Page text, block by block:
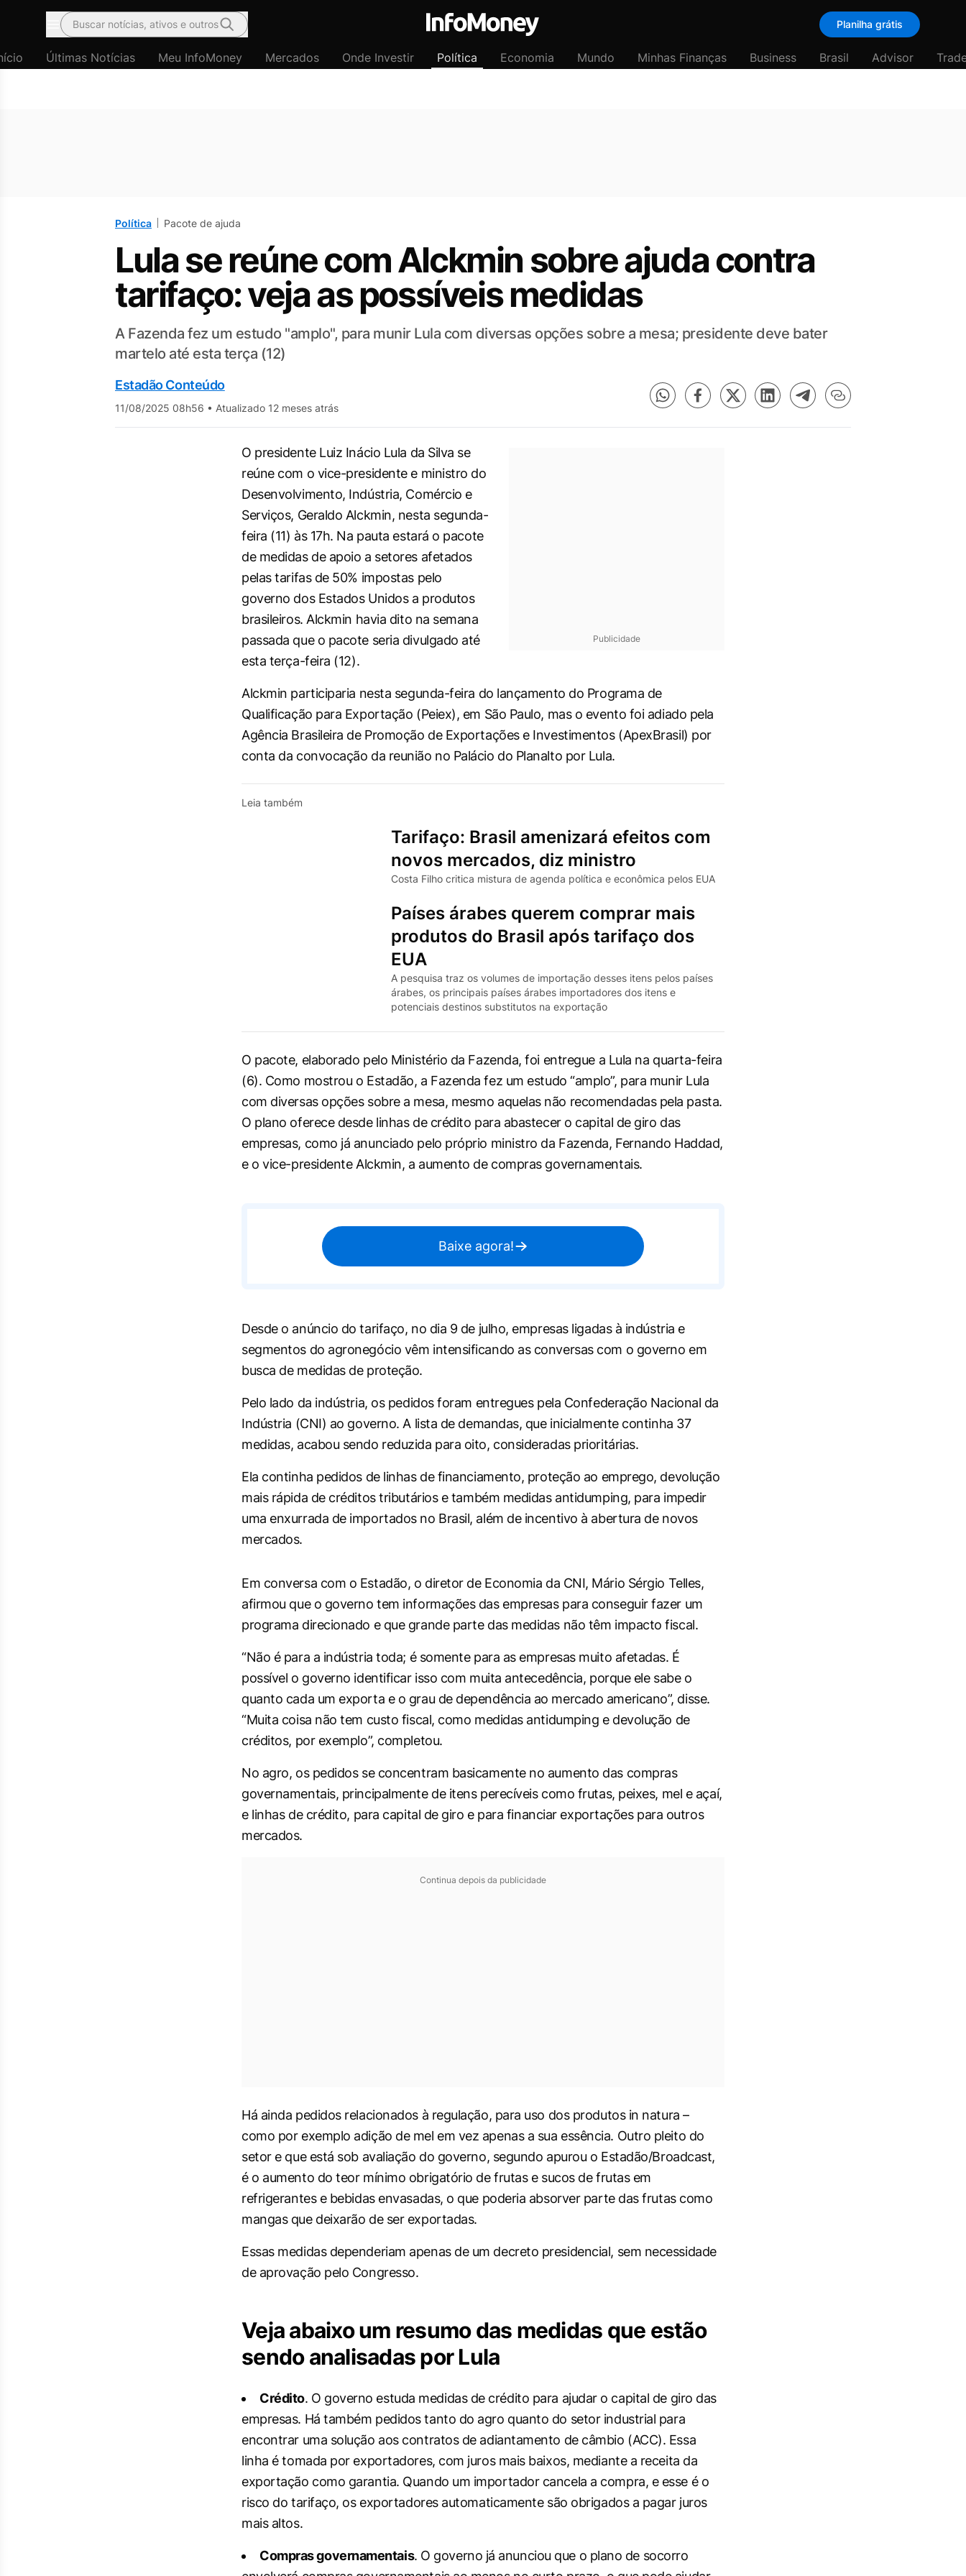
Menu
Buscar notícias, ativos e outros Planilha grátis
Últimas Notícias Meu InfoMoney Mercados Onde Investir Política Economia Mundo Minhas Finanças Business Brasil Advisor
Política Pacote de ajuda
Lula se reúne com Alckmin sobre ajuda contra
tarifaço: veja as possíveis medidas
A Fazenda fez um estudo "amplo", para munir Lula com diversas opções sobre a mesa; presidente deve bater
martelo até esta terça (12)
Estadão Conteúdo
11/08/2025 08h56 • Atualizado 12 meses atrás
Publicidade
O presidente Luiz Inácio Lula da Silva se
reúne com o vice-presidente e ministro do
Desenvolvimento, Indústria, Comércio e
Serviços, Geraldo Alckmin, nesta segunda-
feira (11) às 17h. Na pauta estará o pacote
de medidas de apoio a setores afetados
pelas tarifas de 50% impostas pelo
governo dos Estados Unidos a produtos
brasileiros. Alckmin havia dito na semana
passada que o pacote seria divulgado até
esta terça-feira (12).
Alckmin participaria nesta segunda-feira do lançamento do Programa de
Qualificação para Exportação (Peiex), em São Paulo, mas o evento foi adiado pela
Agência Brasileira de Promoção de Exportações e Investimentos (ApexBrasil) por
conta da convocação da reunião no Palácio do Planalto por Lula.
Leia também
Tarifaço: Brasil amenizará efeitos com
novos mercados, diz ministro
Costa Filho critica mistura de agenda política e econômica pelos EUA
Países árabes querem comprar mais
produtos do Brasil após tarifaço dos
EUA
A pesquisa traz os volumes de importação desses itens pelos países
árabes, os principais países árabes importadores dos itens e
potenciais destinos substitutos na exportação
O pacote, elaborado pelo Ministério da Fazenda, foi entregue a Lula na quarta-feira
(6). Como mostrou o Estadão, a Fazenda fez um estudo “amplo”, para munir Lula
com diversas opções sobre a mesa, mesmo aquelas não recomendadas pela pasta.
O plano oferece desde linhas de crédito para abastecer o capital de giro das
empresas, como já anunciado pelo próprio ministro da Fazenda, Fernando Haddad,
e o vice-presidente Alckmin, a aumento de compras governamentais.
Baixe agora!
Desde o anúncio do tarifaço, no dia 9 de julho, empresas ligadas à indústria e
segmentos do agronegócio vêm intensificando as conversas com o governo em
busca de medidas de proteção.
Pelo lado da indústria, os pedidos foram entregues pela Confederação Nacional da
Indústria (CNI) ao governo. A lista de demandas, que inicialmente continha 37
medidas, acabou sendo reduzida para oito, consideradas prioritárias.
Ela continha pedidos de linhas de financiamento, proteção ao emprego, devolução
mais rápida de créditos tributários e também medidas antidumping, para impedir
uma enxurrada de importados no Brasil, além de incentivo à abertura de novos
mercados.
Em conversa com o Estadão, o diretor de Economia da CNI, Mário Sérgio Telles,
afirmou que o governo tem informações das empresas para conseguir fazer um
programa direcionado e que grande parte das medidas não têm impacto fiscal.
“Não é para a indústria toda; é somente para as empresas muito afetadas. É
possível o governo identificar isso com muita antecedência, porque ele sabe o
quanto cada um exporta e o grau de dependência ao mercado americano”, disse.
“Muita coisa não tem custo fiscal, como medidas antidumping e devolução de
créditos, por exemplo”, completou.
No agro, os pedidos se concentram basicamente no aumento das compras
governamentais, principalmente de itens perecíveis como frutas, peixes, mel e açaí,
e linhas de crédito, para capital de giro e para financiar exportações para outros
mercados.
Continua depois da publicidade
Há ainda pedidos relacionados à regulação, para uso dos produtos in natura –
como por exemplo adição de mel em vez apenas a sua essência. Outro pleito do
setor e que está sob avaliação do governo, segundo apurou o Estadão/Broadcast,
é o aumento do teor mínimo obrigatório de frutas e sucos de frutas em
refrigerantes e bebidas envasadas, o que poderia absorver parte das frutas como
mangas que deixarão de ser exportadas.
Essas medidas dependeriam apenas de um decreto presidencial, sem necessidade
de aprovação pelo Congresso.
Veja abaixo um resumo das medidas que estão
sendo analisadas por Lula
Crédito. O governo estuda medidas de crédito para ajudar o capital de giro das
empresas. Há também pedidos tanto do agro quanto do setor industrial para
encontrar uma solução aos contratos de adiantamento de câmbio (ACC). Essa
linha é tomada por exportadores, com juros mais baixos, mediante a receita da
exportação como garantia. Quando um importador cancela a compra, e esse é o
risco do tarifaço, os exportadores automaticamente são obrigados a pagar juros
mais altos.
Compras governamentais. O governo já anunciou que o plano de socorro